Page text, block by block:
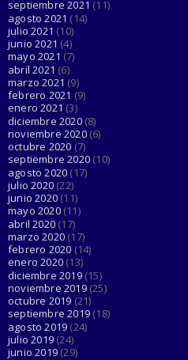
septiembre 2021 (11)
agosto 2021 (14)
julio 2021 (10)
junio 2021 (4)
mayo 2021 (7)
abril 2021 (6)
marzo 2021 (9)
febrero 2021 (9)
enero 2021 (3)
diciembre 2020(8)
noviembre 2020(6)
octubre 2020 (7)
septiembre 2020 (10)
agosto 2020 (17)
julio 2020 (22)
junio 2020 (11)
mayo 2020(11)
abril 2020 (17)
marzo 2020 (17)
febrero 2020 (14)
enero 2020 (13)
diciembre 2019(15)
noviembre 2019(25)
octubre 2019 (21)
septiembre 2019 (18)
agosto 2019 (24)
julio 2019 (24)
junio 2019 (29)